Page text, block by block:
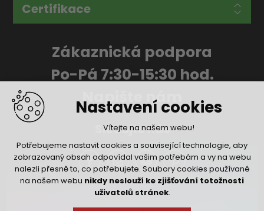
Nastavení cookies
Vítejte na našem webu!
Potřebujeme nastavit cookies a související technologie, aby
zobrazovaný obsah odpovídal vašim potřebám a vy na webu
nalezli přesně to, co potřebujete. Soubory cookies používané
na našem webu nikdy neslouží ke zjišťování totožnosti
uživatelů stránek.
Certifikace
Zákaznická podpora
Po-Pá 7:30-15:30 hod.
Napište nám
Sledujte nás